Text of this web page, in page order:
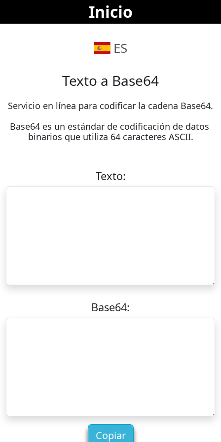
Inicio
ES
Texto a Base64
Servicio en línea para codificar la cadena Base64.
Base64 es un estándar de codificación de datos
binarios que utiliza 64 caracteres ASCII.
Texto:
Base64:
Copiar